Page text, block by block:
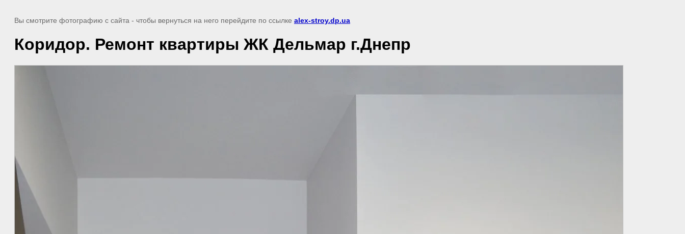
Вы смотрите фотографию с сайта - чтобы вернуться на него перейдите по ссылке alex-stroy.dp.ua
Коридор. Ремонт квартиры ЖК Дельмар г.Днепр